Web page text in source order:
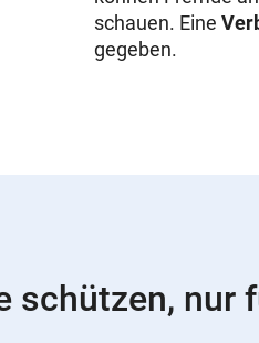
schauen. Eine
gegeben.
schützen, nur